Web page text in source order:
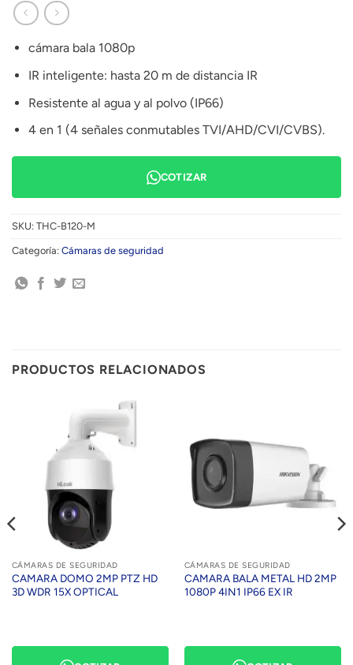
cámara bala 1080p
IR inteligente: hasta 20 m de distancia IR
Resistente al agua y al polvo (IP66)
4 en 1 (4 señales conmutables TVI/AHD/CVI/CVBS).
COTIZAR
SKU: THC-B120-M
Categoría: Cámaras de seguridad
PRODUCTOS RELACIONADOS
CÁMARAS DE SEGURIDAD
CAMARA DOMO 2MP PTZ HD
3D WDR 15X OPTICAL
CÁMARAS DE SEGURIDAD
CAMARA BALA METAL HD 2MP
1080P 4IN1 IP66 EX IR